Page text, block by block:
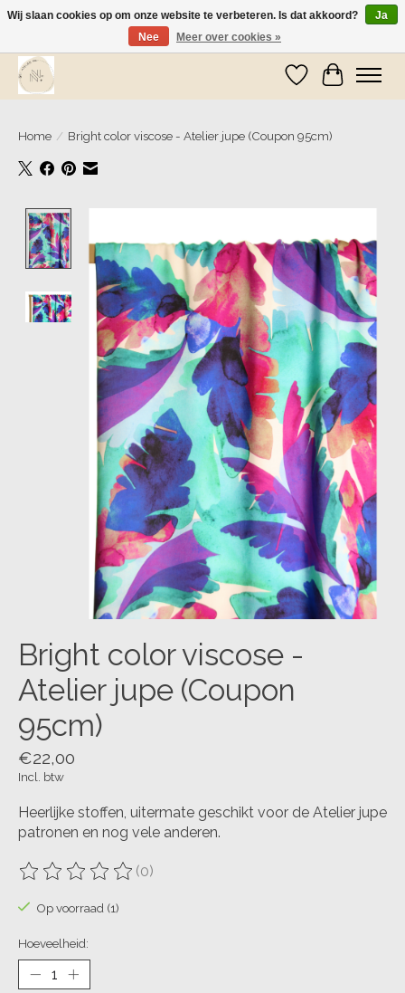
Wij zijn op vakantie! Vanaf zaterdag 9 mei worden er weer pakketjes verzonden
Verlanglijst
Home / Bright color viscose - Atelier jupe (Coupon 95cm)
Bright color viscose -
Atelier jupe (Coupon
95cm)
€22,00
Incl. btw
Heerlijke stoffen, uitermate geschikt voor de Atelier jupe
patronen en nog vele anderen.
De beoordeling van dit product is
(0)
Op voorraad (1)
Hoeveelheid:
Wij slaan cookies op om onze website te verbeteren. Is dat akkoord?
Ja
Nee
Meer over cookies »